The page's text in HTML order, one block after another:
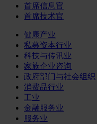
首席信息官
首席技术官
健康产业
私募资本行业
科技与传讯业
家族企业咨询
政府部门与社会组织
消费品行业
工业
金融服务业
服务业